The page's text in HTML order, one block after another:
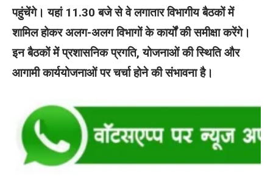
पहुंचेंगे। यहां 11.30 बजे से वे लगातार विभागीय बैठकों में
शामिल होकर अलग-अलग विभागों के कार्यों की समीक्षा करेंगे।
इन बैठकों में प्रशासनिक प्रगति, योजनाओं की स्थिति और
आगामी कार्ययोजनाओं पर चर्चा होने की संभावना है।